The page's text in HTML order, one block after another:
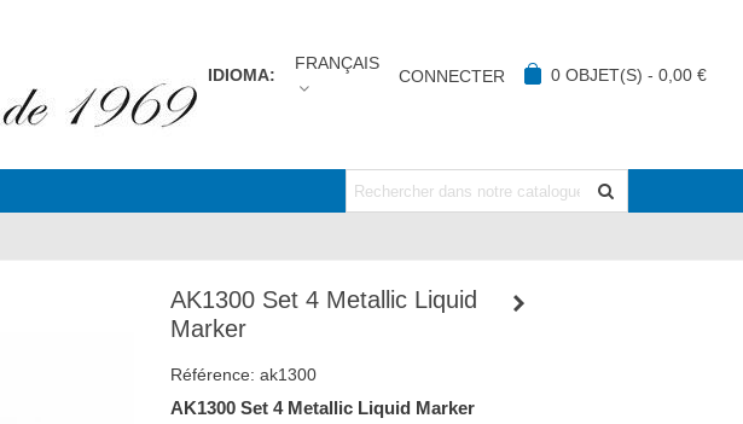
IDIOMA:
FRANÇAIS
CONNECTER 0 OBJET(S) - 0,00 €
AK1300 Set 4 Metallic Liquid
Marker
Référence: ak1300
AK1300 Set 4 Metallic Liquid Marker